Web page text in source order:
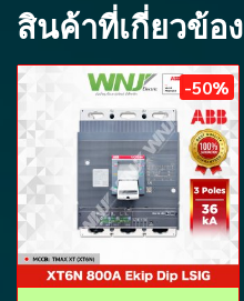
สินค้าที่เกี่ยวข้อง
-50%